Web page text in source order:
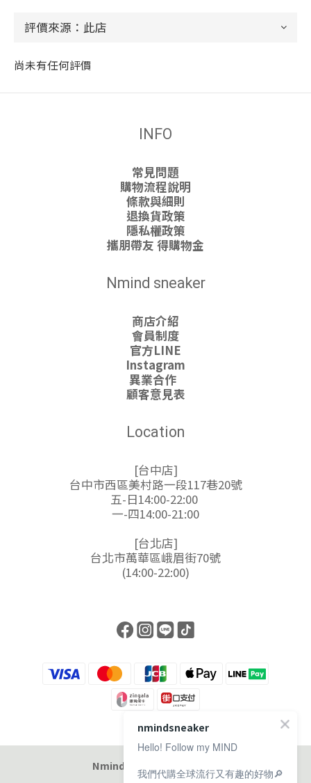
尚未有任何評價
INFO
常見問題
購物流程說明
條款與細則
退換貨政策
隱私權政策
攜朋帶友 得購物金
Nmind sneaker
商店介紹
會員制度
官方LINE
Instagram
異業合作
顧客意見表
Location
[台中店]
台中市西區美村路一段117巷20號
五-日14:00-22:00
一-四14:00-21:00
[台北店]
台北市萬華區峨眉街70號
(14:00-22:00)
Nmind Sneaker 恩邁選貨店
nmindsneaker
Hello! Follow my MIND
我們代購全球流行又有趣的好物🔎